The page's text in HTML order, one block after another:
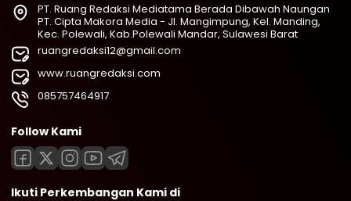
PT. Ruang Redaksi Mediatama Berada Dibawah Naungan
PT. Cipta Makora Media - Jl. Mangimpung, Kel. Manding,
Kec. Polewali, Kab.Polewali Mandar, Sulawesi Barat
ruangredaksi12@gmail.com
www.ruangredaksi.com
085757464917
Follow Kami
Ikuti Perkembangan Kami di